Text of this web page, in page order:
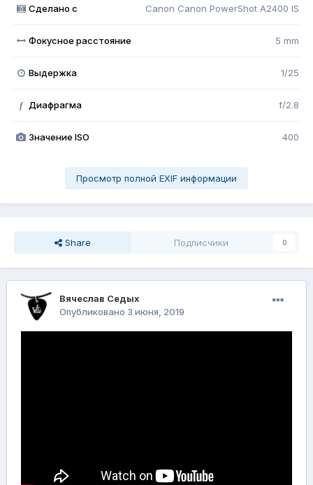
Сделано с Canon Canon PowerShot A2400 IS
Фокусное расстояние 5 mm
Выдержка 1/25
f Диафрагма f/2.8
Значение ISO 400
Просмотр полной EXIF информации
Share Подписчики 0
Вячеслав Седых
Опубликовано 3 июня, 2019